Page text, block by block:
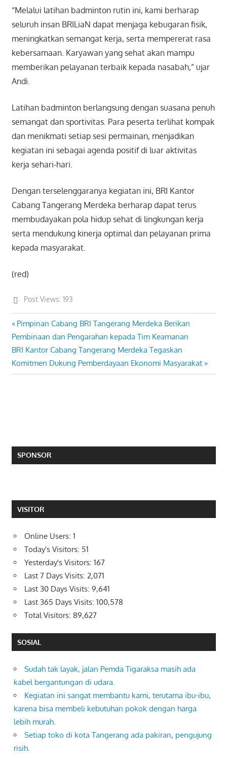
“Melalui latihan badminton rutin ini, kami berharap
seluruh insan BRILiaN dapat menjaga kebugaran fisik,
meningkatkan semangat kerja, serta mempererat rasa
kebersamaan. Karyawan yang sehat akan mampu
memberikan pelayanan terbaik kepada nasabah,” ujar
Andi.
Latihan badminton berlangsung dengan suasana penuh
semangat dan sportivitas. Para peserta terlihat kompak
dan menikmati setiap sesi permainan, menjadikan
kegiatan ini sebagai agenda positif di luar aktivitas
kerja sehari-hari.
Dengan terselenggaranya kegiatan ini, BRI Kantor
Cabang Tangerang Merdeka berharap dapat terus
membudayakan pola hidup sehat di lingkungan kerja
serta mendukung kinerja optimal dan pelayanan prima
kepada masyarakat.
(red)
Post Views: 193
Post
navigation
Previous
Post:
Pimpinan Cabang BRI Tangerang Merdeka Berikan
Pembinaan dan Pengarahan kepada Tim Keamanan
Next
Post:
BRI Kantor Cabang Tangerang Merdeka Tegaskan
Komitmen Dukung Pemberdayaan Ekonomi Masyarakat
SPONSOR
VISITOR
Online Users: 1
Today's Visitors: 51
Yesterday's Visitors: 167
Last 7 Days Visits: 2,071
Last 30 Days Visits: 9,641
Last 365 Days Visits: 100,578
Total Visitors: 89,627
SOSIAL
Sudah tak layak, jalan Pemda Tigaraksa masih ada
kabel bergantungan di udara.
Kegiatan ini sangat membantu kami, terutama ibu-ibu,
karena bisa membeli kebutuhan pokok dengan harga
lebih murah.
Setiap toko di kota Tangerang ada pakiran, pengujung
risih.